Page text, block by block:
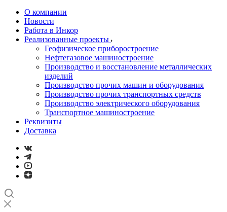
О компании
Новости
Работа в Инкор
Реализованные проекты
Геофизическое приборостроение
Нефтегазовое машиностроение
Производство и восстановление металлических
изделий
Производство прочих машин и оборудования
Производство прочих транспортных средств
Производство электрического оборудования
Транспортное машиностроение
Реквизиты
Доставка